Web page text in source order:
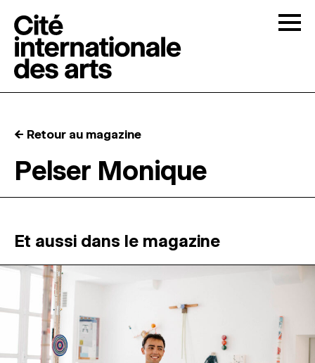
RÉSIDENCES ↓
ATELIERS OUVERTS
PROGRAMMATION
MAGAZINE
← Retour au magazine
Pelser Monique
Et aussi dans le magazine